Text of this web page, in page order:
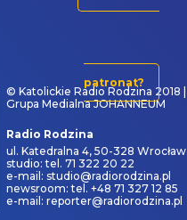
patronat?
© Katolickie Radio Rodzina 2018 |
Grupa Medialna JOHANNEUM
Radio Rodzina
ul. Katedralna 4, 50-328 Wrocław
studio: tel. 71 322 20 22
e-mail: studio@radiorodzina.pl
newsroom: tel. +48 71 327 12 85
e-mail: reporter@radiorodzina.pl